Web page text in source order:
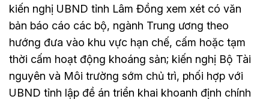
kiến nghị UBND tỉnh Lâm Đồng xem xét có văn
bản báo cáo các bộ, ngành Trung ương theo
hướng đưa vào khu vực hạn chế, cấm hoặc tạm
thời cấm hoạt động khoáng sản; kiến nghị Bộ Tài
nguyên và Môi trường sớm chủ trì, phối hợp với
UBND tỉnh lập đề án triển khai khoanh định chính